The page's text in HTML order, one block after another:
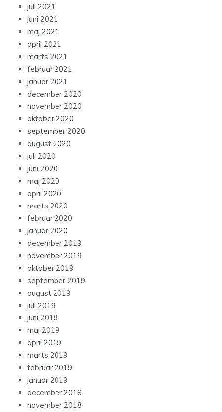
juli 2021
juni 2021
maj 2021
april 2021
marts 2021
februar 2021
januar 2021
december 2020
november 2020
oktober 2020
september 2020
august 2020
juli 2020
juni 2020
maj 2020
april 2020
marts 2020
februar 2020
januar 2020
december 2019
november 2019
oktober 2019
september 2019
august 2019
juli 2019
juni 2019
maj 2019
april 2019
marts 2019
februar 2019
januar 2019
december 2018
november 2018